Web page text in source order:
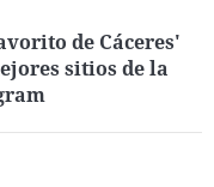
de Cáceres'
sitios de la